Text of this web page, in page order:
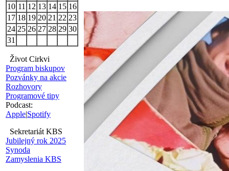
10 11 12 13 14 15 16
17 18 19 20 21 22 23
24 25 26 27 28 29 30
31
Život Cirkvi
Program biskupov
Pozvánky na akcie
Rozhovory
Programové tipy
Podcast:
Apple|Spotify
Sekretariát KBS
Jubilejný rok 2025
Synoda
Zamyslenia KBS